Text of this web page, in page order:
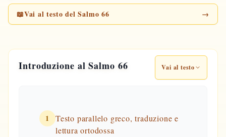
📖Vai al testo del Salmo 66 →
Introduzione al Salmo 66 Vai al testo
1
Testo parallelo greco, traduzione e
lettura ortodossa